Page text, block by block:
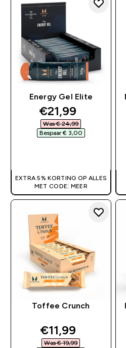
Energy Gel Elite
discounted price
€21,99‎
Was € 24,99‎
Bespaar € 3,00‎
EXTRA 5% KORTING OP ALLES
MET CODE: MEER
Toffee Crunch
discounted price
€11,99‎
Was € 19,99‎